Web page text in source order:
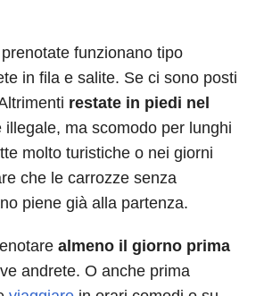
funzionano tipo
in fila e salite. Se ci sono posti
restate in piedi nel
illegale, ma scomodo per lunghi
molto turistiche o nei giorni
che le carrozze senza
piene già alla partenza.
almeno il giorno prima
andrete. O anche prima